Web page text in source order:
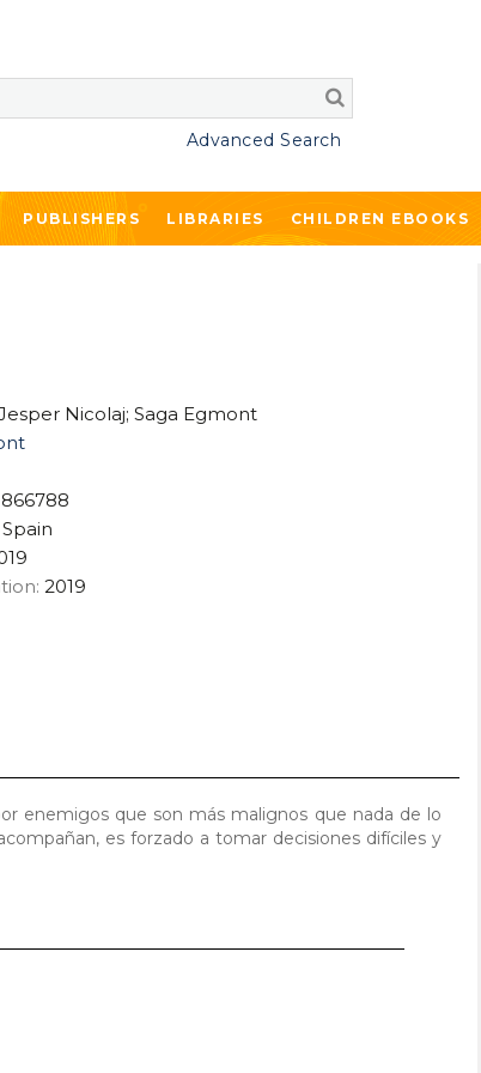
Advanced Search
PUBLISHERS LIBRARIES CHILDREN EBOOKS
Nicolaj; Saga Egmont
Spain
2019
enemigos que son más malignos que nada de lo
es forzado a tomar decisiones difíciles y